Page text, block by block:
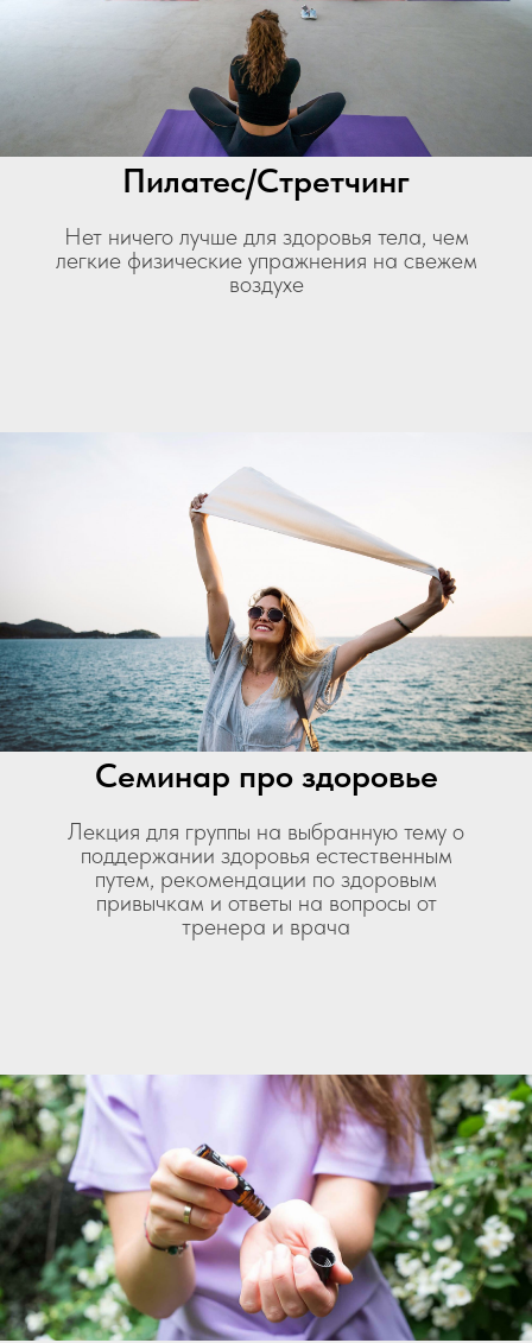
Пилатес/Стретчинг
Нет ничего лучше для здоровья тела, чем
легкие физические упражнения на свежем
воздухе
Семинар про здоровье
Лекция для группы на выбранную тему о
поддержании здоровья естественным
путем, рекомендации по здоровым
привычкам и ответы на вопросы от
тренера и врача